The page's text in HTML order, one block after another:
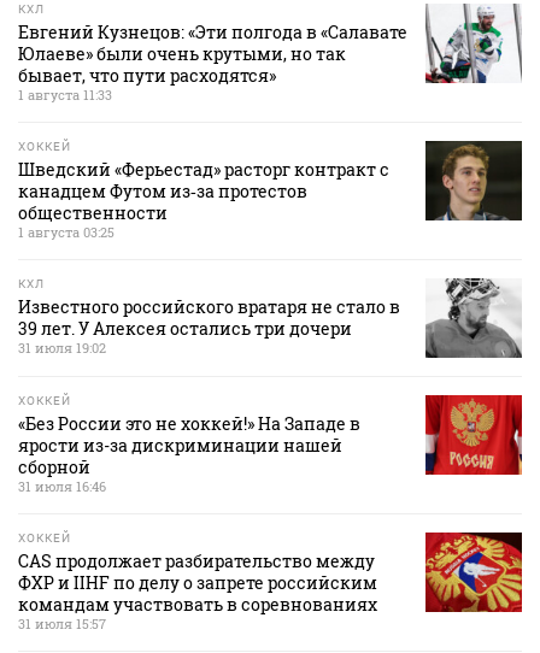
КХЛ
Евгений Кузнецов: «Эти полгода в «Салавате
Юлаеве» были очень крутыми, но так
бывает, что пути расходятся»
1 августа 11:33
ХОККЕЙ
Шведский «Ферьестад» расторг контракт с
канадцем Футом из‑за протестов
общественности
1 августа 03:25
КХЛ
Известного российского вратаря не стало в
39 лет. У Алексея остались три дочери
31 июля 19:02
ХОККЕЙ
«Без России это не хоккей!» На Западе в
ярости из-за дискриминации нашей
сборной
31 июля 16:46
ХОККЕЙ
CAS продолжает разбирательство между
ФХР и IIHF по делу о запрете российским
командам участвовать в соревнованиях
31 июля 15:57